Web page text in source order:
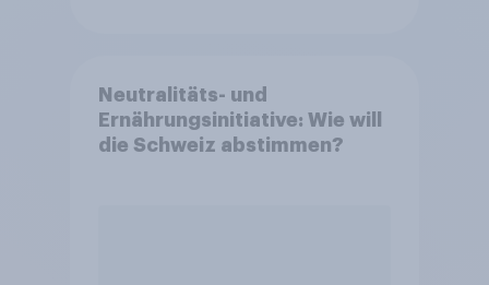
Neutralitäts- und
Ernährungsinitiative: Wie will
die Schweiz abstimmen?